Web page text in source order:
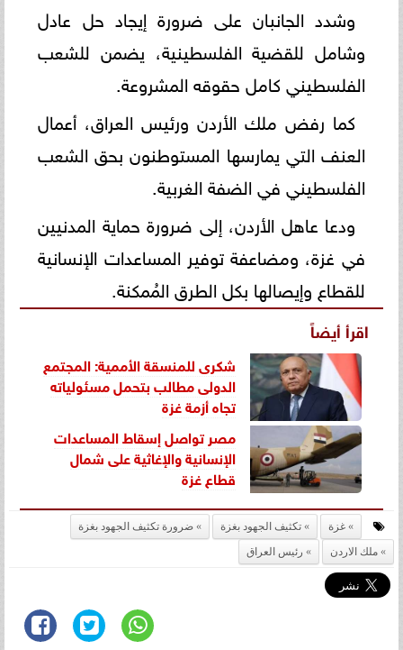
وشدد الجانبان على ضرورة إيجاد حل عادل
وشامل للقضية الفلسطينية، يضمن للشعب
الفلسطيني كامل حقوقه المشروعة.
كما رفض ملك الأردن ورئيس العراق، أعمال
العنف التي يمارسها المستوطنون بحق الشعب
الفلسطيني في الضفة الغربية.
ودعا عاهل الأردن، إلى ضرورة حماية المدنيين
في غزة، ومضاعفة توفير المساعدات الإنسانية
للقطاع وإيصالها بكل الطرق المُمكنة.
اقرأ أيضاً
شكرى للمنسقة الأممية: المجتمع
الدولى مطالب بتحمل مسئولياته
تجاه أزمة غزة
مصر تواصل إسقاط المساعدات
الإنسانية والإغاثية على شمال
قطاع غزة
غزة تكثيف الجهود بغزة
ضرورة تكثيف الجهود بغزة
ملك الاردن
رئيس العراق